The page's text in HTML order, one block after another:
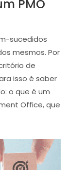
PMO
sucedidos
mesmos. Por
de
isso é saber
o que é um
Office, que